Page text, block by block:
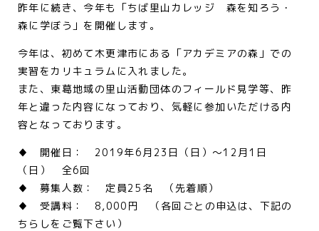
昨年に続き、今年も「ちば里山カレッジ 森を知ろう・
森に学ぼう」を開催します。
今年は、初めて木更津市にある「アカデミアの森」での
実習をカリキュラムに入れました。
また、東葛地域の里山活動団体のフィールド見学等、昨
年と違った内容になっており、気軽に参加いただける内
容となっております。
♦ 開催日： 2019年6月23日（日）～12月1日
（日） 全6回
♦ 募集人数： 定員25名 （先着順）
♦ 受講料： 8,000円 （各回ごとの申込は、下記の
ちらしをご覧下さい）